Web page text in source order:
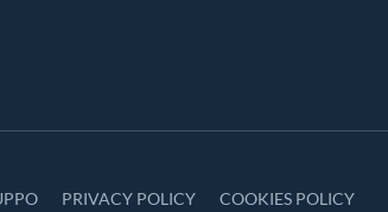
PRIVACY POLICY COOKIES POLICY